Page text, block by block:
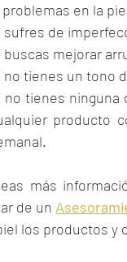
en la
sufres de
buscas mejorar
no tienes un tono
no tienes ninguna
producto
más
de un
los productos y